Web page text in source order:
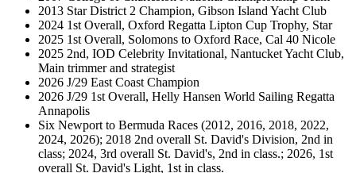
2013 Star District 2 Champion, Gibson Island Yacht Club
2024 1st Overall, Oxford Regatta Lipton Cup Trophy, Star
2025 1st Overall, Solomons to Oxford Race, Cal 40 Nicole
2025 2nd, IOD Celebrity Invitational, Nantucket Yacht Club,
Main trimmer and strategist
2026 J/29 East Coast Champion
2026 J/29 1st Overall, Helly Hansen World Sailing Regatta
Annapolis
Six Newport to Bermuda Races (2012, 2016, 2018, 2022,
2024, 2026); 2018 2nd overall St. David's Division, 2nd in
class; 2024, 3rd overall St. David's, 2nd in class.; 2026, 1st
overall St. David's Light, 1st in class.